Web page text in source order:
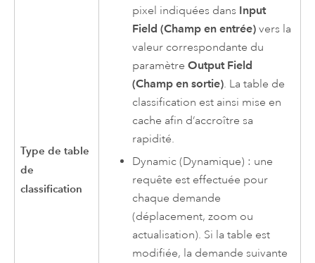
Type de table
de
classification
pixel indiquées dans Input
Field (Champ en entrée) vers la
valeur correspondante du
paramètreOutput Field
(Champ en sortie). La table de
classification est ainsi mise en
cache afin d’accroître sa
rapidité.
Dynamic (Dynamique) : une
requête est effectuée pour
chaque demande
(déplacement, zoom ou
actualisation). Si la table est
modifiée, la demande suivante